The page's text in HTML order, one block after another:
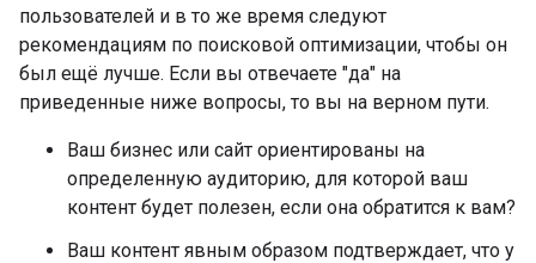
пользователей и в то же время следуют
рекомендациям по поисковой оптимизации, чтобы он
был ещё лучше. Если вы отвечаете "да" на
приведенные ниже вопросы, то вы на верном пути.
Ваш бизнес или сайт ориентированы на
определенную аудиторию, для которой ваш
контент будет полезен, если она обратится к вам?
Ваш контент явным образом подтверждает, что у